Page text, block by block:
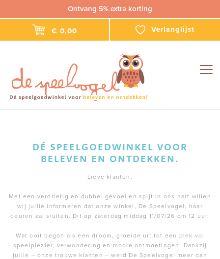
Ontvang 5% extra korting
€ 0,00 Verlanglijst
DÉ SPEELGOEDWINKEL VOOR
BELEVEN EN ONTDEKKEN.
Lieve klanten,
Met een verdrietig en dubbel gevoel en spijt in ons hart willen
wij jullie informeren dat onze winkel, De Speelvogel, haar
deuren zal sluiten. Dit op zaterdag middag 11/07/26 om 12 uur.
Wat ooit begon als een droom, groeide uit tot een plek vol
speelplezier, verwondering en mooie ontmoetingen. Dankzij
jullie – onze trouwe klanten – werd De Speelvogel meer dan